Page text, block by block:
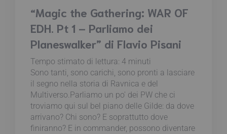
“Magic the Gathering: WAR OF
EDH. Pt 1 – Parliamo dei
Planeswalker” di Flavio Pisani
Tempo stimato di lettura: 4 minuti
Sono tanti, sono carichi, sono pronti a lasciare
il segno nella storia di Ravnica e del
Multiverso.Parliamo un po' dei PW che ci
troviamo qui sul bel piano delle Gilde: da dove
arrivano? Chi sono? E soprattutto dove
finiranno? E in commander, possono diventare